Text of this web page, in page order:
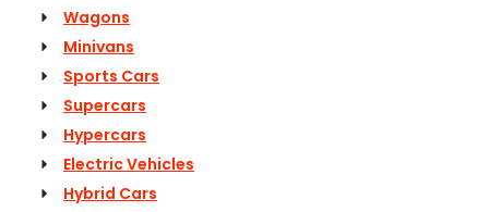
Wagons
Minivans
Sports Cars
Supercars
Hypercars
Electric Vehicles
Hybrid Cars